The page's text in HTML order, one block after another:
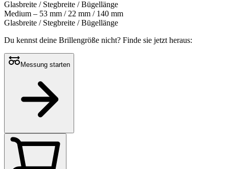
Glasbreite / Stegbreite / Bügellänge
Medium – 53 mm / 22 mm / 140 mm
Glasbreite / Stegbreite / Bügellänge
Du kennst deine Brillengröße nicht? Finde sie jetzt heraus:
Messung starten